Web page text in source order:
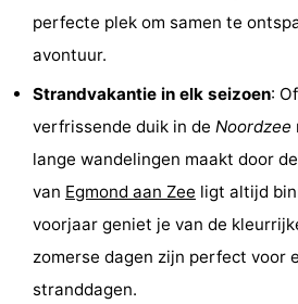
Minigolfbanen
Dorpen
Steden
Natuur
Sporten
perfecte plek om samen te
avontuur.
Strandvakantie in elk seizoen:
verfrissende duik in de Noordzee
lange wandelingen maakt door
van Egmond aan Zee ligt altijd
voorjaar geniet je van de
zomerse dagen zijn perfect voor
stranddagen.